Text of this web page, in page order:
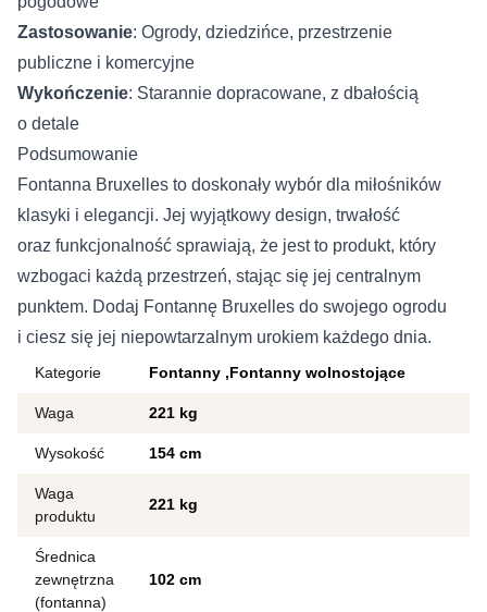
Zastosowanie: Ogrody, dziedzińce, przestrzenie
publiczne i komercyjne
Wykończenie: Starannie dopracowane, z dbałością
o detale
Podsumowanie
Fontanna Bruxelles to doskonały wybór dla miłośników
klasyki i elegancji. Jej wyjątkowy design, trwałość
oraz funkcjonalność sprawiają, że jest to produkt, który
wzbogaci każdą przestrzeń, stając się jej centralnym
punktem. Dodaj Fontannę Bruxelles do swojego ogrodu
i ciesz się jej niepowtarzalnym urokiem każdego dnia.
Kategorie Fontanny Fontanny wolnostojące
Waga 221 kg
Wysokość 154 cm
Waga
produktu
221 kg
Średnica
zewnętrzna
(fontanna)
102 cm